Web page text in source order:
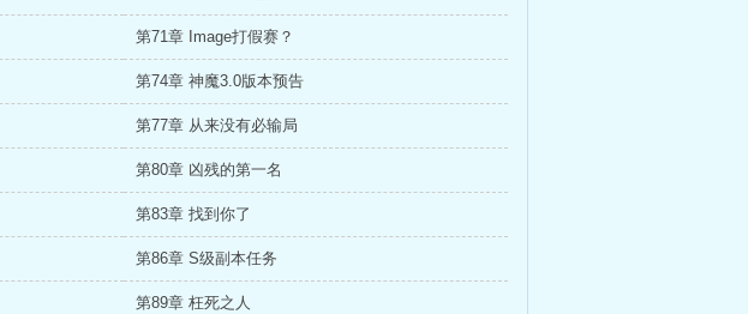
第71章 Image打假赛？
第74章 神魔3.0版本预告
第77章 从来没有必输局
第80章 凶残的第一名
第83章 找到你了
第86章 S级副本任务
第89章 枉死之人